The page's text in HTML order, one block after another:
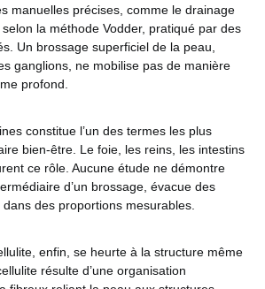
manuelles précises, comme le drainage
la méthode Vodder, pratiqué par des
Un brossage superficiel de la peau,
ganglions, ne mobilise pas de manière
profond.
constitue l’un des termes les plus
bien-être. Le foie, les reins, les intestins
ce rôle. Aucune étude ne démontre
d’un brossage, évacue des
des proportions mesurables.
enfin, se heurte à la structure même
résulte d’une organisation